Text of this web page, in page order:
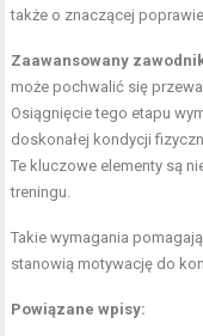
także o znaczącej
Zaawansowany
może pochwalić się
Osiągnięcie tego etapu
doskonałej kondycji
Te kluczowe elementy są
treningu.
Takie wymagania
stanowią motywację do
Powiązane wpisy: